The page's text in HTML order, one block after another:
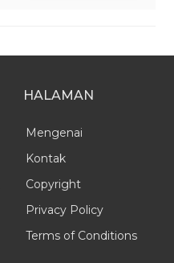
HALAMAN
Mengenai
Kontak
Copyright
Privacy Policy
Terms of Conditions